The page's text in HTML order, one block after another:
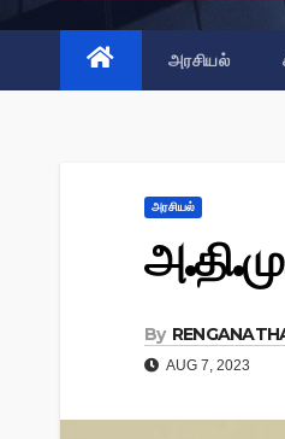
அரசியல்
அரசியல்
By
AUG 7, 2023